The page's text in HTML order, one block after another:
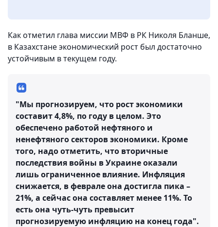
Как отметил глава миссии МВФ в РК Николя Бланше,
в Казахстане экономический рост был достаточно
устойчивым в текущем году.
"Мы прогнозируем, что рост экономики
составит 4,8%, по году в целом. Это
обеспечено работой нефтяного и
ненефтяного секторов экономики. Кроме
того, надо отметить, что вторичные
последствия войны в Украине оказали
лишь ограниченное влияние. Инфляция
снижается, в феврале она достигла пика –
21%, а сейчас она составляет менее 11%. То
есть она чуть-чуть превысит
прогнозируемую инфляцию на конец года".